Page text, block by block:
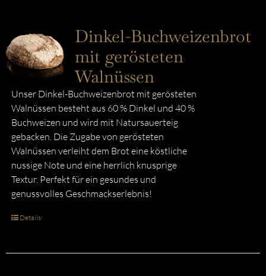
Dinkel-Buchweizenbrot
mit gerösteten
Walnüssen
Unser Dinkel-Buchweizenbrot mit gerösteten
Walnüssen besteht aus 60 % Dinkel und 40 %
Buchweizen und wird mit Natursauerteig
gebacken. Die Zugabe von gerösteten
Walnüssen verleiht dem Brot eine köstliche
nussige Note und eine herrlich knusprige
Textur. Perfekt für ein gesundes und
genussvolles Geschmackserlebnis!
Details